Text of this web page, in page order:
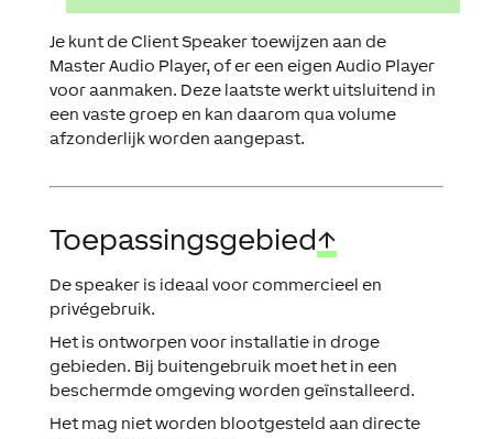
Je kunt de Client Speaker toewijzen aan de
Master Audio Player, of er een eigen Audio Player
voor aanmaken. Deze laatste werkt uitsluitend in
een vaste groep en kan daarom qua volume
afzonderlijk worden aangepast.
Toepassingsgebied↑
De speaker is ideaal voor commercieel en
privégebruik.
Het is ontworpen voor installatie in droge
gebieden. Bij buitengebruik moet het in een
beschermde omgeving worden geïnstalleerd.
Het mag niet worden blootgesteld aan directe